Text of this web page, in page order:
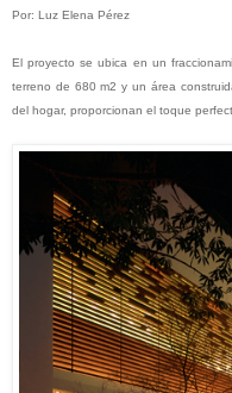
Por: Luz Elena Pérez
El proyecto se ubica en un
terreno de 680 m2 y un área
del hogar, proporcionan el toque